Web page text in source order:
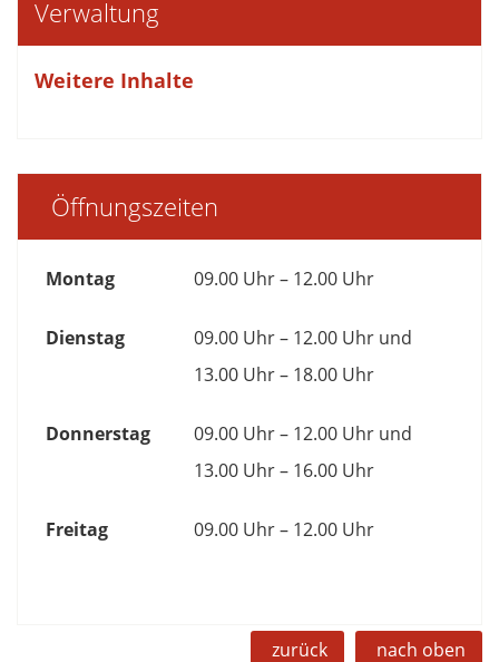
Verwaltung
Weitere Inhalte
Öffnungszeiten
Montag 09.00 Uhr – 12.00 Uhr
Dienstag
09.00 Uhr – 12.00 Uhr und
13.00 Uhr – 18.00 Uhr
Donnerstag
09.00 Uhr – 12.00 Uhr und
13.00 Uhr – 16.00 Uhr
Freitag 09.00 Uhr – 12.00 Uhr
zurück nach oben